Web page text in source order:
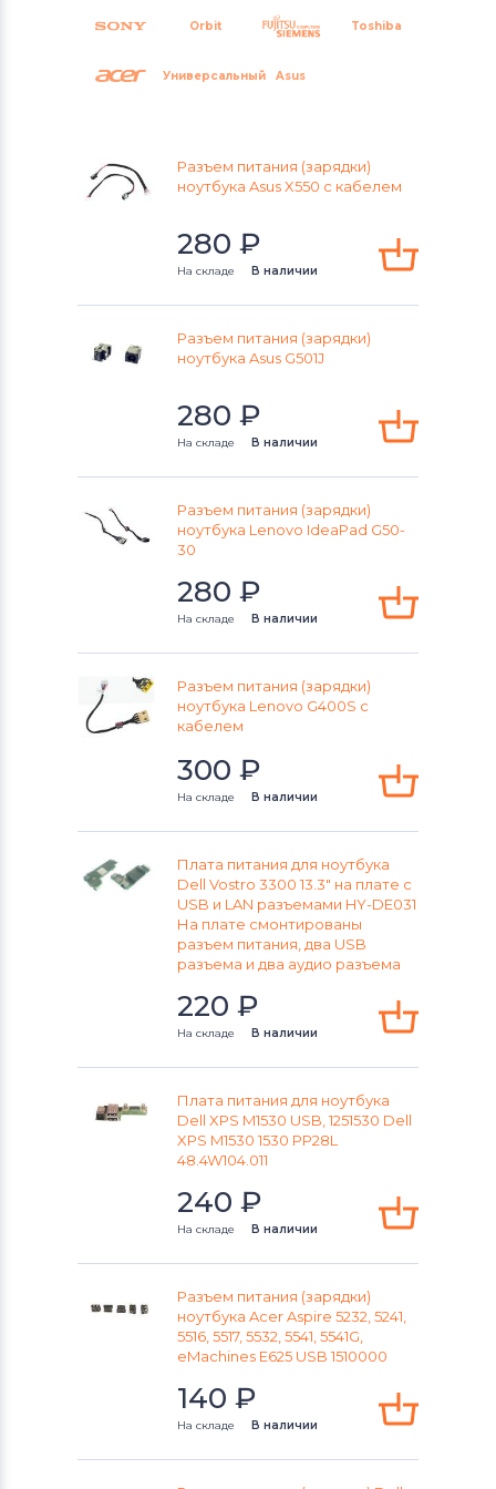
Orbit Toshiba
Универсальный Asus
Разъем питания (зарядки)
ноутбука Asus X550 c кабелем
280 ₽
На складе В наличии
Разъем питания (зарядки)
ноутбука Asus G501J
280 ₽
На складе В наличии
Разъем питания (зарядки)
ноутбука Lenovo IdeaPad G50-
30
280 ₽
На складе В наличии
Разъем питания (зарядки)
ноутбука Lenovo G400S с
кабелем
300 ₽
На складе В наличии
Плата питания для ноутбука
Dell Vostro 3300 13.3" на плате с
USB и LAN разъемами HY-DE031
На плате смонтированы
разъем питания, два USB
разъема и два аудио разъема
220 ₽
На складе В наличии
Плата питания для ноутбука
Dell XPS M1530 USB, 1251530 Dell
XPS M1530 1530 PP28L
48.4W104.011
240 ₽
На складе В наличии
Разъем питания (зарядки)
ноутбука Acer Aspire 5232, 5241,
5516, 5517, 5532, 5541, 5541G,
eMachines E625 USB 1510000
140 ₽
На складе В наличии